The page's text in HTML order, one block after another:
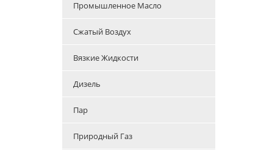
Промышленное Масло
Сжатый Воздух
Вязкие Жидкости
Дизель
Пар
Природный Газ